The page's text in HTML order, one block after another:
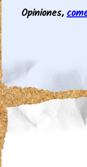
Opiniones,